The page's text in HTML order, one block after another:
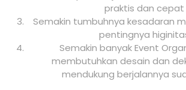
praktis dan cepat
Semakin tumbuhnya kesadaran
pentingnya
Semakin banyak Event
membutuhkan desain dan
mendukung berjalannya